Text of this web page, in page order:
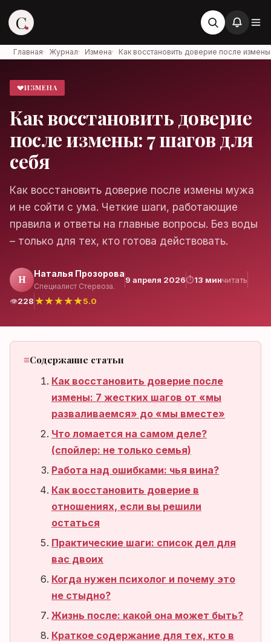
C
Войти в аккаунт
Медиа об отношениях, карьере и
жизни
Войти
Зарегистрироваться
Главная· Журнал· Измена· Как восстановить доверие после
💔ИЗМЕНА
Как восстановить доверие
после измены: 7 шагов для
себя
Как восстановить доверие после измены мужа
и не сойти с ума. Четкие шаги, работающие
правила и ответы на главные вопросы. Без воды
– только для тех, кто готова действовать.
Н Наталья Прозорова
Специалист Стервоза.
9 апреля 2026⏱13 минчитать
👁228★★★★★5.0
Содержание статьи
Как восстановить доверие после
измены: 7 жестких шагов от «мы
разваливаемся» до «мы вместе»
Что ломается на самом деле?
(спойлер: не только семья)
Работа над ошибками: чья вина?
Как восстановить доверие в
отношениях, если вы решили
остаться
Практические шаги: список дел для
вас двоих
Когда нужен психолог и почему это
не стыдно?
Жизнь после: какой она может быть?
Краткое содержание для тех, кто в